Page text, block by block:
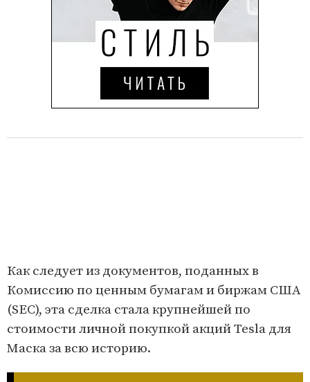
Как следует из документов, поданных в
Комиссию по ценным бумагам и биржам США
(SEC), эта сделка стала крупнейшей по
стоимости личной покупкой акций Tesla для
Маска за всю историю.